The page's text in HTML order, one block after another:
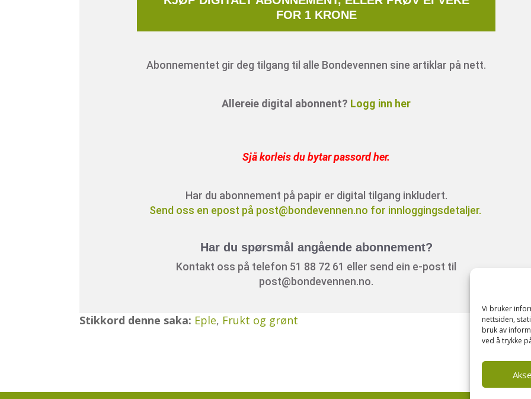
Vi bruker
nettsiden,
bruk av
ved å trykke
FOR 1 KRONE
Abonnementet gir deg tilgang til alle Bondevennen sine artiklar på nett.
Allereie digital abonnent? Logg inn her
Sjå korleis du bytar passord her.
Har du abonnement på papir er digital tilgang inkludert.
Send oss en epost på post@bondevennen.no for innloggingsdetaljer.
Har du spørsmål angående abonnement?
Kontakt oss på telefon 51 88 72 61 eller send ein e-post til
post@bondevennen.no.
Stikkord denne saka: Eple, Frukt og grønt